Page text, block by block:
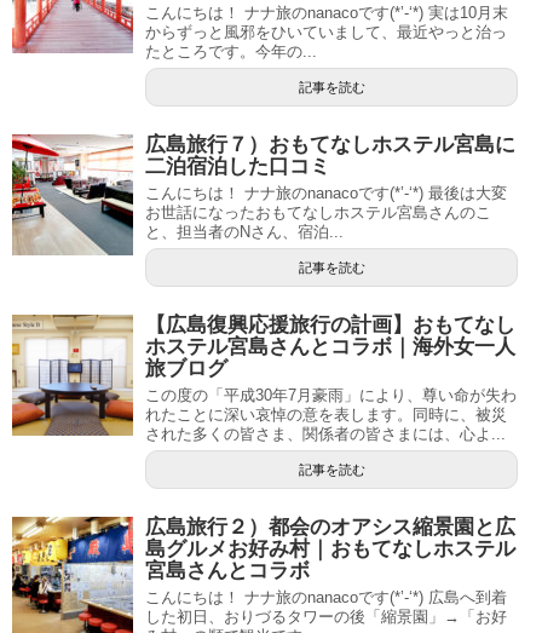
こんにちは！ ナナ旅のnanacoです(*’-‘*) 実は10月末
からずっと風邪をひいていまして、最近やっと治っ
たところです。今年の...
記事を読む
広島旅行７）おもてなしホステル宮島に
二泊宿泊した口コミ
こんにちは！ ナナ旅のnanacoです(*’-‘*) 最後は大変
お世話になったおもてなしホステル宮島さんのこ
と、担当者のNさん、宿泊...
記事を読む
【広島復興応援旅行の計画】おもてなし
ホステル宮島さんとコラボ｜海外女一人
旅ブログ
この度の「平成30年7月豪雨」により、尊い命が失わ
れたことに深い哀悼の意を表します。同時に、被災
された多くの皆さま、関係者の皆さまには、心よ...
記事を読む
広島旅行２）都会のオアシス縮景園と広
島グルメお好み村｜おもてなしホステル
宮島さんとコラボ
こんにちは！ ナナ旅のnanacoです(*’-‘*) 広島へ到着
した初日、おりづるタワーの後「縮景園」→「お好